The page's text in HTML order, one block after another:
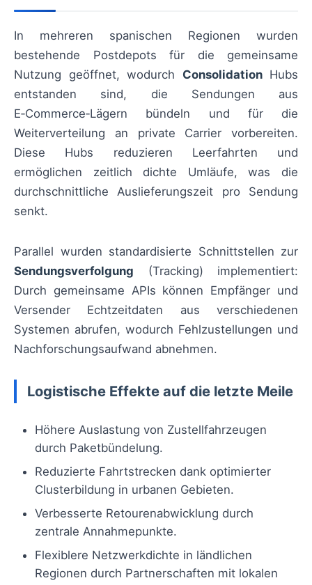
In mehreren spanischen Regionen wurden
bestehende Postdepots für die gemeinsame
Nutzung geöffnet, wodurch ConsolidationHubs
entstanden sind, die Sendungen aus
E‑Commerce‑Lägern bündeln und für die
Weiterverteilung an private Carrier vorbereiten.
Diese Hubs reduzieren Leerfahrten und
ermöglichen zeitlich dichte Umläufe, was die
durchschnittliche Auslieferungszeit pro Sendung
senkt.
Parallel wurden standardisierte Schnittstellen zur
Sendungsverfolgung (Tracking) implementiert:
Durch gemeinsame APIs können Empfänger und
Versender Echtzeitdaten aus verschiedenen
Systemen abrufen, wodurch Fehlzustellungen und
Nachforschungsaufwand abnehmen.
Logistische Effekte auf die letzte Meile
Höhere Auslastung von Zustellfahrzeugen
durch Paketbündelung.
Reduzierte Fahrtstrecken dank optimierter
Clusterbildung in urbanen Gebieten.
Verbesserte Retourenabwicklung durch
zentrale Annahmepunkte.
Flexiblere Netzwerkdichte in ländlichen
Regionen durch Partnerschaften mit lokalen